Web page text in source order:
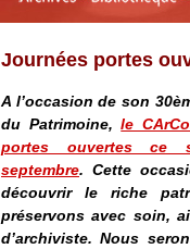
Journées portes
A l’occasion de son
du Patrimoine,le
portes ouvertes ce
septembre. Cette
découvrir le riche
préservons avec soin,
d’archiviste. Nous